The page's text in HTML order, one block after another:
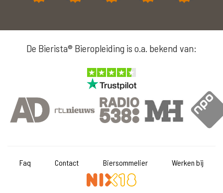
De Bierista® Bieropleiding is o.a. bekend van:
Faq Contact Biersommelier Werken bij